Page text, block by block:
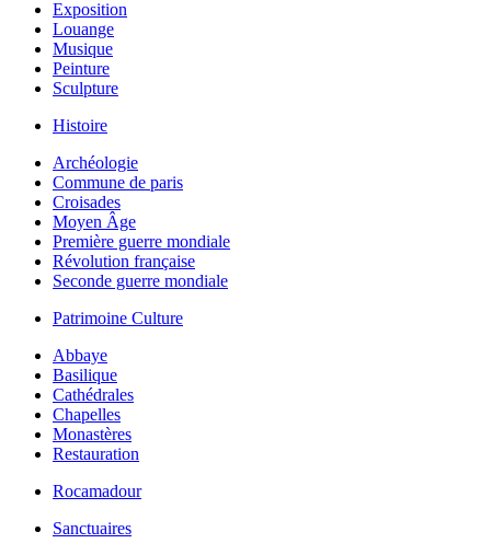
Exposition
Louange
Musique
Peinture
Sculpture
Histoire
Archéologie
Commune de paris
Croisades
Moyen Âge
Première guerre mondiale
Révolution française
Seconde guerre mondiale
Patrimoine Culture
Abbaye
Basilique
Cathédrales
Chapelles
Monastères
Restauration
Rocamadour
Sanctuaires